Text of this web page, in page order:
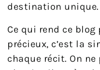
destination unique.
Ce qui rend ce
précieux, c’est la
chaque récit. On